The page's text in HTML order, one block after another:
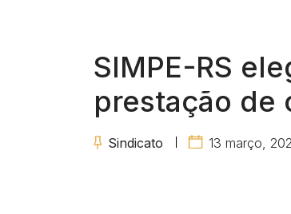
SIMPE-RS
prestação de
Sindicato 13 março,